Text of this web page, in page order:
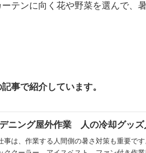
テンに向く花や野菜を選んで、
事で紹介しています。
ニング屋外作業 人の冷却グッズ
事は、作業する人間側の暑さ対策も重要で